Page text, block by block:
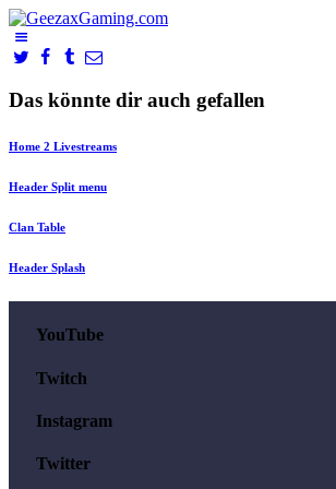
Das könnte dir auch gefallen
Home 2 Livestreams
Header Split menu
Clan Table
Header Splash
YouTube
Twitch
Instagram
Twitter